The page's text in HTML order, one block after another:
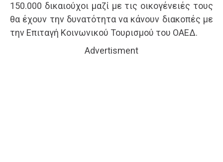
150.000 δικαιούχοι μαζί με τις οικογένειές τους
θα έχουν την δυνατότητα να κάνουν διακοπές με
την Επιταγή Κοινωνικού Τουρισμού του ΟΑΕΔ.
Advertisment